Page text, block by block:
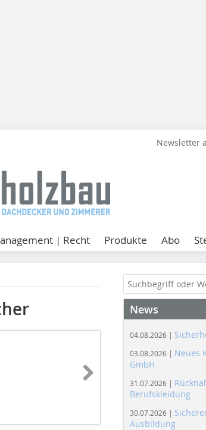
Newsletter
| Recht Produkte Abo
News
04.08.2026 |
03.08.2026 | Neues
GmbH
31.07.2026 |
Berufskleidung
30.07.2026 |
Ausbildung